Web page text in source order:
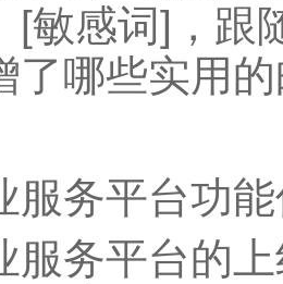
[敏感词]，跟
了哪些实用
服务平台功
服务平台的